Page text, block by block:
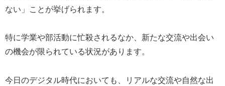
ない」ことが挙げられます。
特に学業や部活動に忙殺されるなか、新たな交流や出会い
の機会が限られている状況があります。
今日のデジタル時代においても、リアルな交流や自然な出